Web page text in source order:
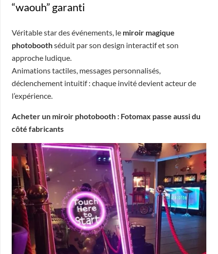
“waouh” garanti
Véritable star des événements, le miroir magique
photoboothséduit par son design interactif et son
approche ludique.
Animations tactiles, messages personnalisés,
déclenchement intuitif : chaque invité devient acteur de
l’expérience.
Acheter un miroir photobooth : Fotomax passe aussi du
côté fabricants